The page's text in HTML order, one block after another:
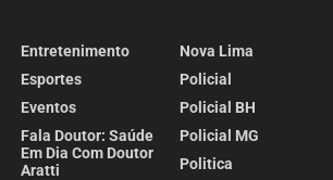
Entretenimento
Esportes
Eventos
Fala Doutor: Saúde
Em Dia Com Doutor
Aratti
Nova Lima
Policial
Policial BH
Policial MG
Politica